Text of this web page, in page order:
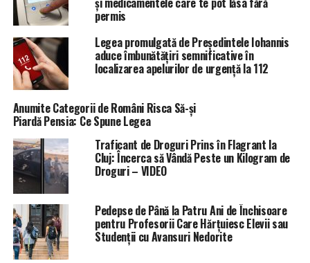
permis
Legea promulgată de Președintele Iohannis
aduce îmbunătățiri semnificative în
localizarea apelurilor de urgență la 112
Anumite Categorii de Români Risca Să-și
Piardă Pensia: Ce Spune Legea
Traficant de Droguri Prins în Flagrant la
Cluj: Încerca să Vândă Peste un Kilogram de
Droguri – VIDEO
Pedepse de Până la Patru Ani de Închisoare
pentru Profesorii Care Hărțuiesc Elevii sau
Studenții cu Avansuri Nedorite